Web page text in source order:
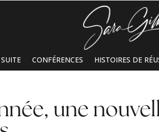
CONFÉRENCES HISTOIRES DE
une